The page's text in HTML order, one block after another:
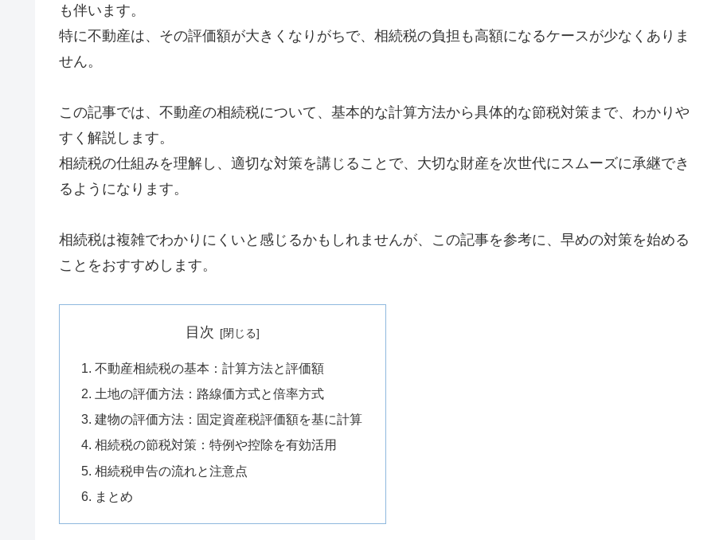
も伴います。
特に不動産は、その評価額が大きくなりがちで、相続税の負担も高額になるケースが少なくありま
せん。
この記事では、不動産の相続税について、基本的な計算方法から具体的な節税対策まで、わかりや
すく解説します。
相続税の仕組みを理解し、適切な対策を講じることで、大切な財産を次世代にスムーズに承継でき
るようになります。
相続税は複雑でわかりにくいと感じるかもしれませんが、この記事を参考に、早めの対策を始める
ことをおすすめします。
目次
不動産相続税の基本：計算方法と評価額
土地の評価方法：路線価方式と倍率方式
建物の評価方法：固定資産税評価額を基に計算
相続税の節税対策：特例や控除を有効活用
相続税申告の流れと注意点
まとめ